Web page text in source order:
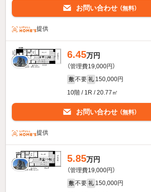
お問い合わせ （無料）
提供
6.45万円
（管理費19,000円）
敷 不要 礼 150,000円
10階 / 1R / 20.77㎡
お問い合わせ （無料）
提供
5.85万円
（管理費19,000円）
敷 不要 礼 150,000円